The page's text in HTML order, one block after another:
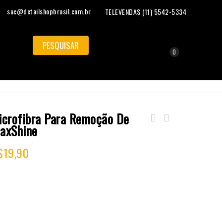
sac@detailshopbrasil.com.br TELEVENDAS (11) 5542-5334
0
Para Remoção De
19,90